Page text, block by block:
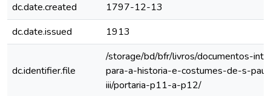
dc.date.created
1797-12-13
dc.date.issued
1913
dc.identifier.file
/storage/bd/bfr/livros/documentos-
para-a-historia-e-costumes-de-s-
iii/portaria-p11-a-p12/